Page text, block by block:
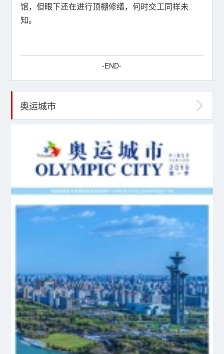
馆，但眼下还在进行顶棚修缮，何时交工同样未
知。
-END-
奥运城市